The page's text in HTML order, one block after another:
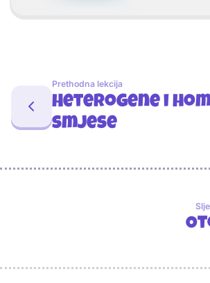
Prethodna lekcija
Heterogene i
smjese